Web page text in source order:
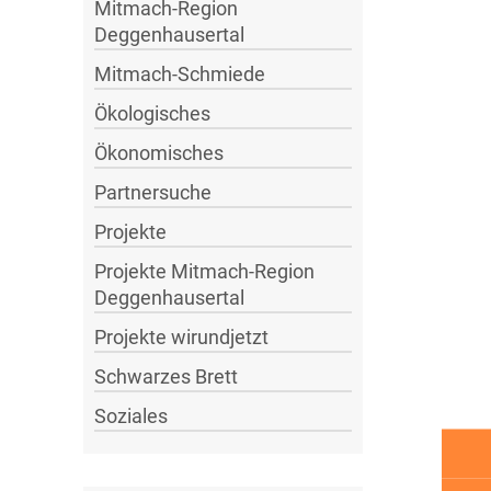
Mitmach-Region
Deggenhausertal
Mitmach-Schmiede
Ökologisches
Ökonomisches
Partnersuche
Projekte
Projekte Mitmach-Region
Deggenhausertal
Projekte wirundjetzt
Schwarzes Brett
Soziales